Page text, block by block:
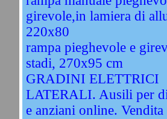
girevole,in lamiera di
220x80
rampa pieghevole e
stadi, 270x95 cm
GRADINI ELETTRICI
LATERALI. Ausili per
e anziani online. Vendita